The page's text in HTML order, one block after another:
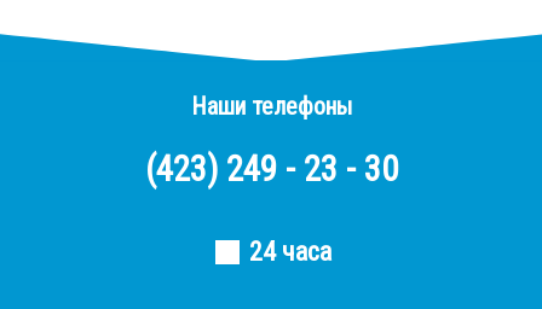
Наши телефоны
(423) 249 - 23 - 30
24 часа